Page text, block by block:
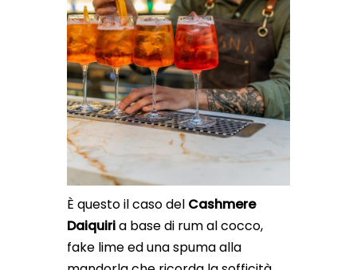
È questo il caso del Cashmere
Daiquiria base di rum al cocco,
fake lime ed una spuma alla